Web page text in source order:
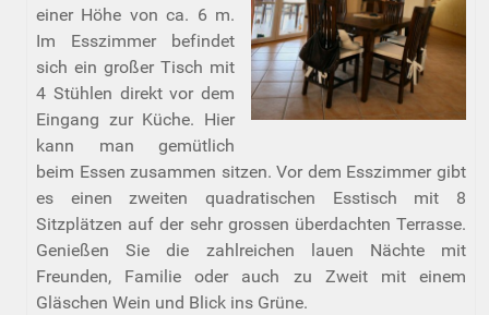
einer Höhe von ca. 6 m.
Im Esszimmer befindet
sich ein großer Tisch mit
4 Stühlen direkt vor dem
Eingang zur Küche. Hier
kann man gemütlich
beim Essen zusammen sitzen. Vor dem Esszimmer gibt
es einen zweiten quadratischen Esstisch mit 8
Sitzplätzen auf der sehr grossen überdachten Terrasse.
Genießen Sie die zahlreichen lauen Nächte mit
Freunden, Familie oder auch zu Zweit mit einem
Gläschen Wein und Blick ins Grüne.